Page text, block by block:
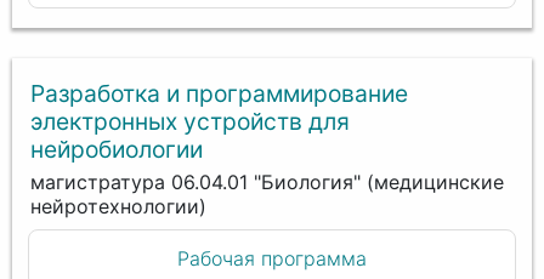
Разработка и программирование
электронных устройств для
нейробиологии
магистратура 06.04.01 "Биология" (медицинские
нейротехнологии)
Рабочая программа